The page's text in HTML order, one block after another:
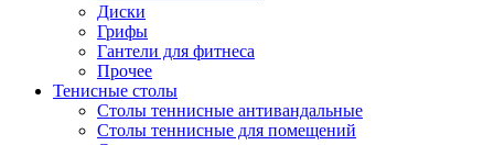
Диски
Грифы
Гантели для фитнеса
Прочее
Тенисные столы
Столы теннисные антивандальные
Столы теннисные для помещений